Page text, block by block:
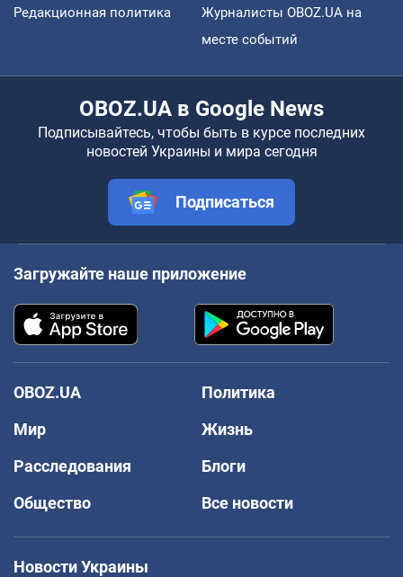
Редакционная политика
Журналисты OBOZ.UA на
месте событий
OBOZ.UA в Google News
Подписывайтесь, чтобы быть в курсе последних
новостей Украины и мира сегодня
Подписаться
Загружайте наше приложение
OBOZ.UA
Политика
Мир
Жизнь
Расследования
Блоги
Общество
Все новости
Новости Украины